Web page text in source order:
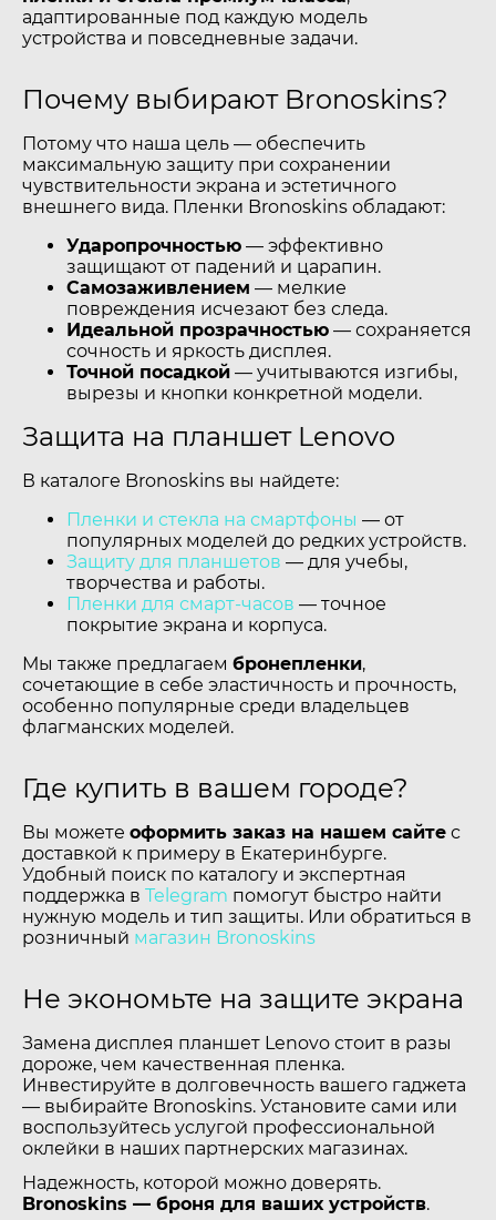
адаптированные под каждую модель
устройства и повседневные задачи.
Почему выбирают Bronoskins?
Потому что наша цель — обеспечить
максимальную защиту при сохранении
чувствительности экрана и эстетичного
внешнего вида. Пленки Bronoskins обладают:
Ударопрочностью — эффективно
защищают от падений и царапин.
Самозаживлением — мелкие
повреждения исчезают без следа.
Идеальной прозрачностью — сохраняется
сочность и яркость дисплея.
Точной посадкой — учитываются изгибы,
вырезы и кнопки конкретной модели.
Защита на планшет Lenovo
В каталоге Bronoskins вы найдете:
Пленки и стекла на смартфоны — от
популярных моделей до редких устройств.
Защиту для планшетов — для учебы,
творчества и работы.
Пленки для смарт-часов — точное
покрытие экрана и корпуса.
Мы также предлагаем бронепленки,
сочетающие в себе эластичность и прочность,
особенно популярные среди владельцев
флагманских моделей.
Где купить в вашем городе?
Вы можете оформить заказ на нашем сайте с
доставкой к примеру в Екатеринбурге.
Удобный поиск по каталогу и экспертная
поддержка в Telegram помогут быстро найти
нужную модель и тип защиты. Или обратиться в
розничный магазин Bronoskins
Не экономьте на защите экрана
Замена дисплея планшет Lenovo стоит в разы
дороже, чем качественная пленка.
Инвестируйте в долговечность вашего гаджета
— выбирайте Bronoskins. Установите сами или
воспользуйтесь услугой профессиональной
оклейки в наших партнерских магазинах.
Надежность, которой можно доверять.
Bronoskins — броня для ваших устройств.